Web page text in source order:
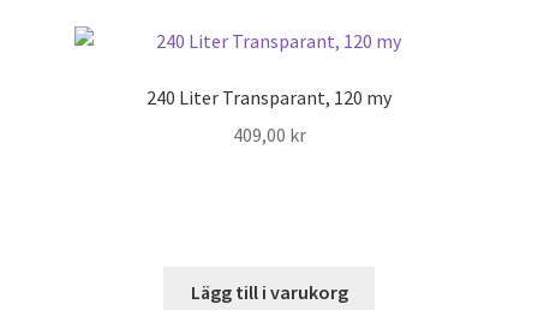
240 Liter Transparant, 120 my
409,00 kr
Lägg till i varukorg